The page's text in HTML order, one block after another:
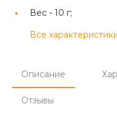
Вес - 10 г;
Все
Описание
Отзывы